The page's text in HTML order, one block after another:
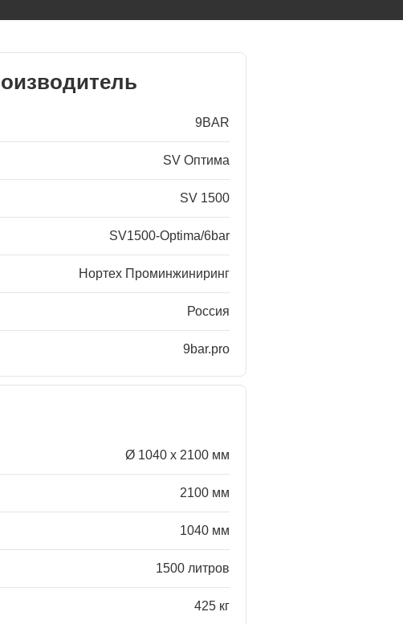
9BAR
SV Оптима
SV 1500
SV1500-Optima/6bar
Нортех Проминжиниринг
Россия
9bar.pro
Ø 1040 x 2100 мм
2100 мм
1040 мм
1500 литров
425 кг